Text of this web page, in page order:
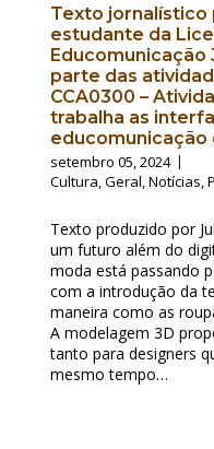
Texto jornalístico
estudante da
Educomunicação
parte das
CCA0300 –
trabalha as
educomunicação
setembro 05, 2024
Cultura,Geral,Notícias,
Texto produzido por
um futuro além do
moda está passando
com a introdução da
maneira como as
A modelagem 3D
tanto para designers
mesmo tempo…